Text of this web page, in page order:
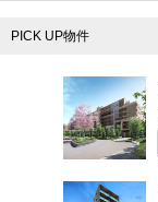
PICK UP物件